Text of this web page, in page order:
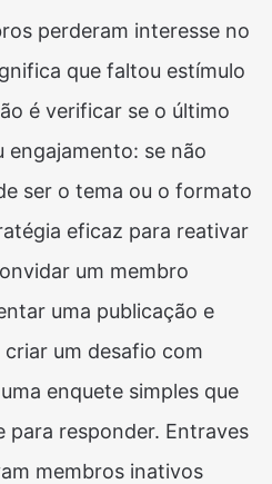
perderam interesse no
que faltou estímulo
é verificar se o último
se não
ser o tema ou o formato
eficaz para reativar
um membro
uma publicação e
um desafio com
enquete simples que
para responder. Entraves
membros inativos